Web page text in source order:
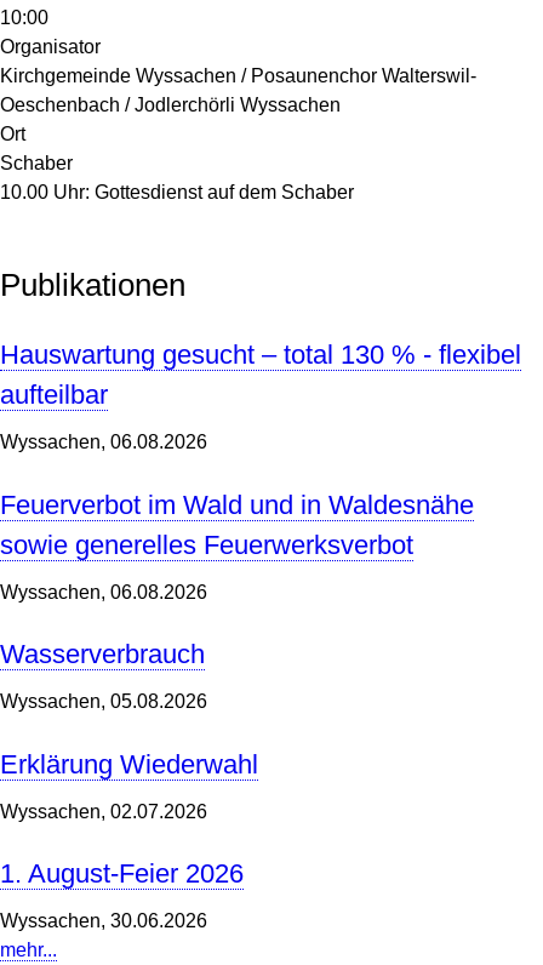
10:00
Organisator
Kirchgemeinde Wyssachen / Posaunenchor Walterswil-
Oeschenbach / Jodlerchörli Wyssachen
Ort
Schaber
10.00 Uhr: Gottesdienst auf dem Schaber
Publikationen
Hauswartung gesucht – total 130 % - flexibel
aufteilbar
Wyssachen, 06.08.2026
Feuerverbot im Wald und in Waldesnähe
sowie generelles Feuerwerksverbot
Wyssachen, 06.08.2026
Wasserverbrauch
Wyssachen, 05.08.2026
Erklärung Wiederwahl
Wyssachen, 02.07.2026
1. August-Feier 2026
Wyssachen, 30.06.2026
mehr...